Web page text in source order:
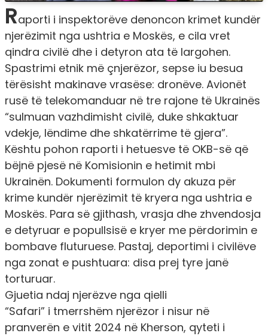
Raporti i inspektorëve denoncon krimet kundër
njerëzimit nga ushtria e Moskës, e cila vret
qindra civilë dhe i detyron ata të largohen.
Spastrimi etnik më çnjerëzor, sepse iu besua
tërësisht makinave vrasëse: dronëve. Avionët
rusë të telekomanduar në tre rajone të Ukrainës
“sulmuan vazhdimisht civilë, duke shkaktuar
vdekje, lëndime dhe shkatërrime të gjera”.
Kështu pohon raporti i hetuesve të OKB-së që
bëjnë pjesë në Komisionin e hetimit mbi
Ukrainën. Dokumenti formulon dy akuza për
krime kundër njerëzimit të kryera nga ushtria e
Moskës. Para së gjithash, vrasja dhe zhvendosja
e detyruar e popullsisë e kryer me përdorimin e
bombave fluturuese. Pastaj, deportimi i civilëve
nga zonat e pushtuara: disa prej tyre janë
torturuar.
Gjuetia ndaj njerëzve nga qielli
“Safari” i tmerrshëm njerëzor i nisur në
pranverën e vitit 2024 në Kherson, qyteti i